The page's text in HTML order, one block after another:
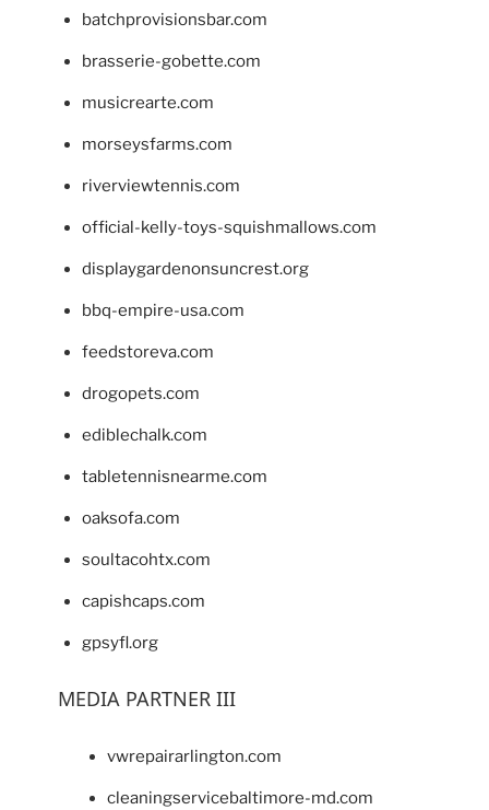
batchprovisionsbar.com
brasserie-gobette.com
musicrearte.com
morseysfarms.com
riverviewtennis.com
official-kelly-toys-squishmallows.com
displaygardenonsuncrest.org
bbq-empire-usa.com
feedstoreva.com
drogopets.com
ediblechalk.com
tabletennisnearme.com
oaksofa.com
soultacohtx.com
capishcaps.com
gpsyfl.org
MEDIA PARTNER III
vwrepairarlington.com
cleaningservicebaltimore-md.com